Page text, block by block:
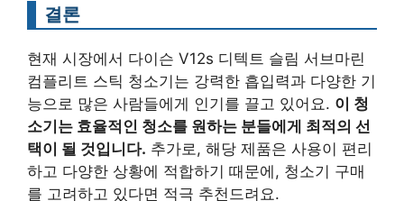
결론
현재 시장에서 다이슨 V12s 디텍트 슬림 서브마린
컴플리트 스틱 청소기는 강력한 흡입력과 다양한 기
능으로 많은 사람들에게 인기를 끌고 있어요. 이 청
소기는 효율적인 청소를 원하는 분들에게 최적의 선
택이 될 것입니다. 추가로, 해당 제품은 사용이 편리
하고 다양한 상황에 적합하기 때문에, 청소기 구매
를 고려하고 있다면 적극 추천드려요.